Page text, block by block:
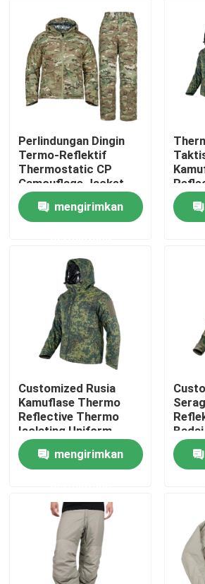
Rumah
Tentang kita
Produk
Seragam Tempur Militer
Seragam Kamuflase Militer
Armor Balistik Militer
Mantel Musim Dingin Militer
Ransel Taktis Militer
Perlindungan Dingin
Termo-Reflektif
Thermostatic CP
Camouflage Jacket
mengirimkan
Customized Rusia
Kamuflase Thermo
Reflective Thermo
Isolating Uniform
Angkatan Darat
mengirimkan